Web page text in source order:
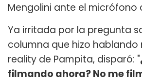
Mengolini ante el micrófono
Ya irritada por la pregunta
columna que hizo hablando
reality de Pampita, disparó: "
filmando ahora? No me